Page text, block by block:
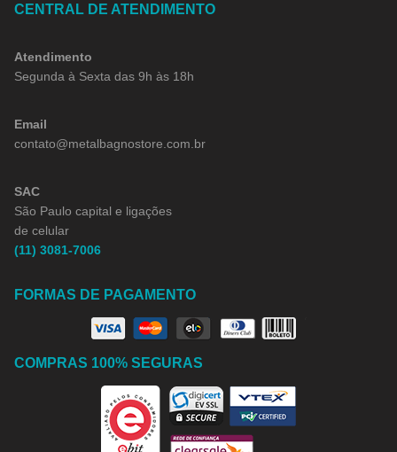
CENTRAL DE ATENDIMENTO
Atendimento
Segunda à Sexta das 9h às 18h
Email
contato@metalbagnostore.com.br
SAC
São Paulo capital e ligações
de celular
(11) 3081-7006
FORMAS DE PAGAMENTO
COMPRAS 100% SEGURAS